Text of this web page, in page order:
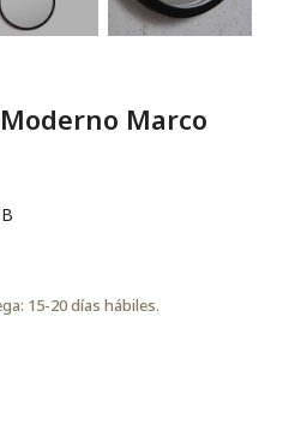
Marco
15-20 días hábiles.